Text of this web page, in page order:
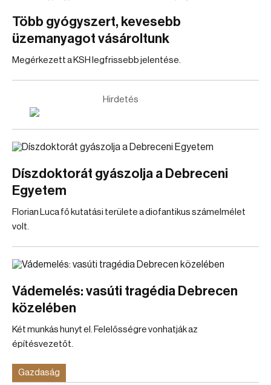
Több gyógyszert, kevesebb
üzemanyagot vásároltunk
Megérkezett a KSH legfrissebb jelentése.
Hirdetés
Díszdoktorát gyászolja a Debreceni
Egyetem
Florian Luca fő kutatási területe a diofantikus számelmélet
volt.
Vádemelés: vasúti tragédia Debrecen
közelében
Két munkás hunyt el. Felelősségre vonhatják az
építésvezetőt.
Gazdaság